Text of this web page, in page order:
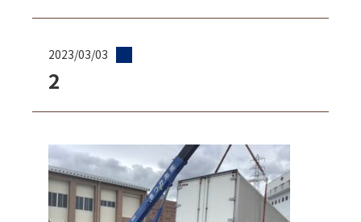
2023/03/03
2